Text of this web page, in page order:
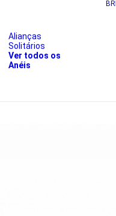
Alianças
Solitários
Ver todos os
Anéis